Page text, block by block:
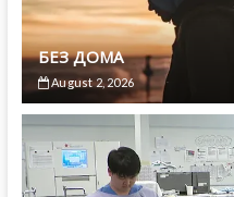
БЕЗ ДОМА
August 2, 2026